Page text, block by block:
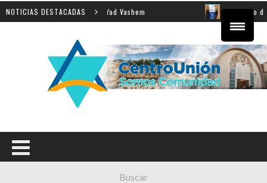
NOTICIAS DESTACADAS
de la Shoá en Yad Vashem El equipo